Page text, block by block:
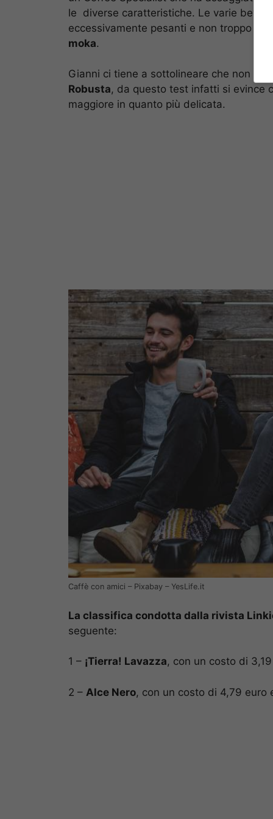
le diverse caratteristiche. Le varie
eccessivamente pesanti e non troppo
moka.
Gianni ci tiene a sottolineare che non
Robusta, da questo test infatti si evince
maggiore in quanto più delicata.
Caffè con amici – Pixabay – YesLife.it
La classifica condotta dalla rivista
seguente:
1 – ¡Tierra! Lavazza, con un costo di
2 – Alce Nero, con un costo di 4,79 euro